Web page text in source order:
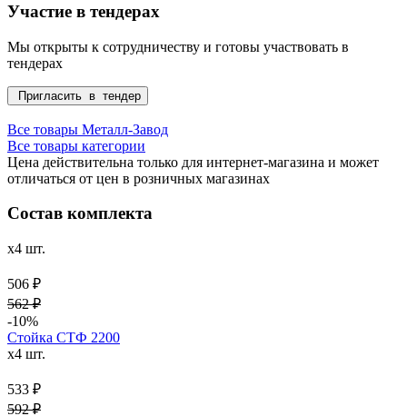
Участие в тендерах
Мы открыты к сотрудничеству и готовы участвовать в
тендерах
Пригласить в тендер
Все товары Металл-Завод
Все товары категории
Цена действительна только для интернет-магазина и может
отличаться от цен в розничных магазинах
Состав комплекта
x4 шт.
506 ₽
562 ₽
-10%
Стойка СТФ 2200
x4 шт.
533 ₽
592 ₽